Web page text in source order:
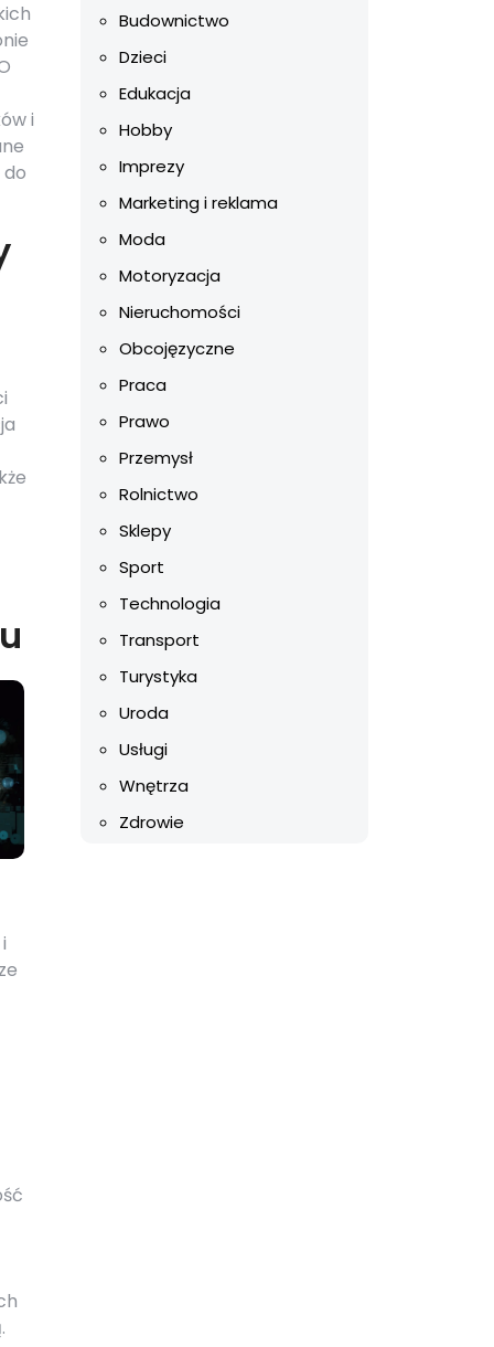
i
Budownictwo
Dzieci
Edukacja
Hobby
Imprezy
Marketing i reklama
Moda
Motoryzacja
Nieruchomości
Obcojęzyczne
Praca
Prawo
Przemysł
Rolnictwo
Sklepy
Sport
Technologia
Transport
Turystyka
Uroda
Usługi
Wnętrza
Zdrowie